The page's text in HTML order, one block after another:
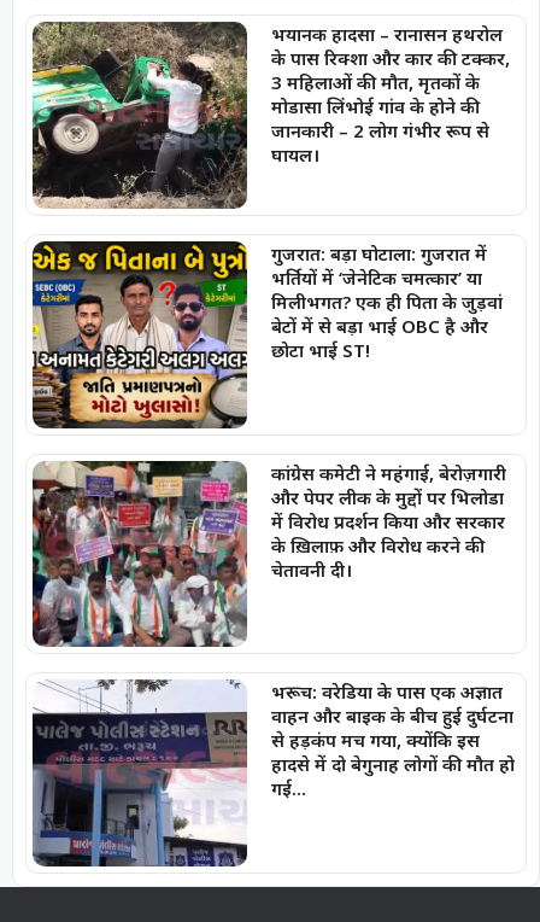
भयानक हादसा – रानासन हथरोल
के पास रिक्शा और कार की टक्कर,
3 महिलाओं की मौत, मृतकों के
मोडासा लिंभोई गांव के होने की
जानकारी – 2 लोग गंभीर रूप से
घायल।
गुजरात: बड़ा घोटाला: गुजरात में
भर्तियों में ‘जेनेटिक चमत्कार’ या
मिलीभगत? एक ही पिता के जुड़वां
बेटों में से बड़ा भाई OBC है और
छोटा भाई ST!
कांग्रेस कमेटी ने महंगाई, बेरोज़गारी
और पेपर लीक के मुद्दों पर भिलोडा
में विरोध प्रदर्शन किया और सरकार
के ख़िलाफ़ और विरोध करने की
चेतावनी दी।
भरूच: वरेडिया के पास एक अज्ञात
वाहन और बाइक के बीच हुई दुर्घटना
से हड़कंप मच गया, क्योंकि इस
हादसे में दो बेगुनाह लोगों की मौत हो
गई…